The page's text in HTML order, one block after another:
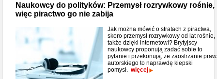
Naukowcy do polityków: Przemysł rozrywkowy rośnie,
więc piractwo go nie zabija
Jak można mówić o stratach z piractwa,
skoro przemysł rozrywkowy od lat rośnie,
także dzięki internetowi? Brytyjscy
naukowcy proponują zadać sobie to
pytanie i przekonują, że zaostrzanie
autorskiego to naprawdę kiepski
pomysł. więcej